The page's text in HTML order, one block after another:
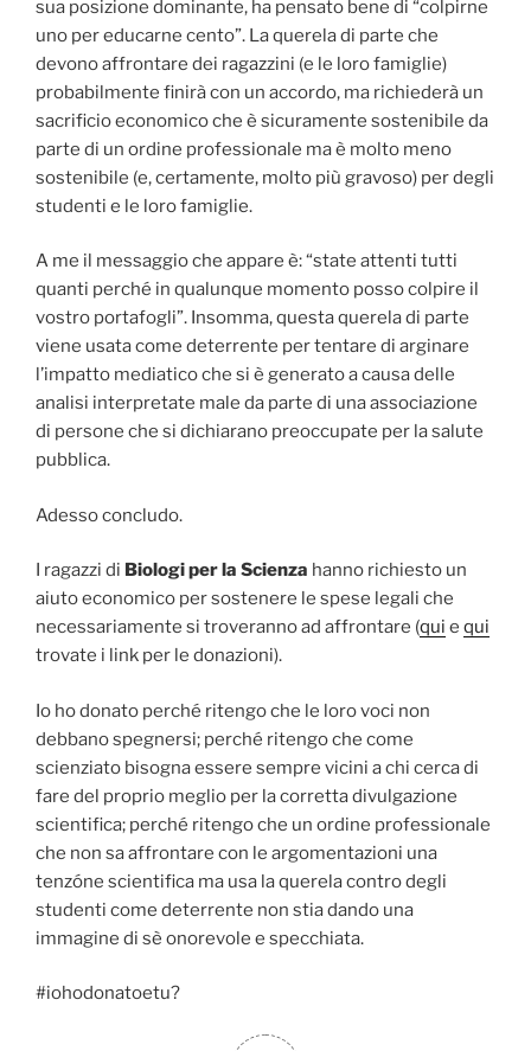
sua posizione dominante, ha pensato bene di “colpirne
uno per educarne cento”. La querela di parte che
devono affrontare dei ragazzini (e le loro famiglie)
probabilmente finirà con un accordo, ma richiederà un
sacrificio economico che è sicuramente sostenibile da
parte di un ordine professionale ma è molto meno
sostenibile (e, certamente, molto più gravoso) per degli
studenti e le loro famiglie.
A me il messaggio che appare è: “state attenti tutti
quanti perché in qualunque momento posso colpire il
vostro portafogli”. Insomma, questa querela di parte
viene usata come deterrente per tentare di arginare
l’impatto mediatico che si è generato a causa delle
analisi interpretate male da parte di una associazione
di persone che si dichiarano preoccupate per la salute
pubblica.
Adesso concludo.
I ragazzi di Biologi per la Scienza hanno richiesto un
aiuto economico per sostenere le spese legali che
necessariamente si troveranno ad affrontare (qui e qui
trovate i link per le donazioni).
Io ho donato perché ritengo che le loro voci non
debbano spegnersi; perché ritengo che come
scienziato bisogna essere sempre vicini a chi cerca di
fare del proprio meglio per la corretta divulgazione
scientifica; perché ritengo che un ordine professionale
che non sa affrontare con le argomentazioni una
tenzóne scientifica ma usa la querela contro degli
studenti come deterrente non stia dando una
immagine di sè onorevole e specchiata.
#iohodonatoetu?